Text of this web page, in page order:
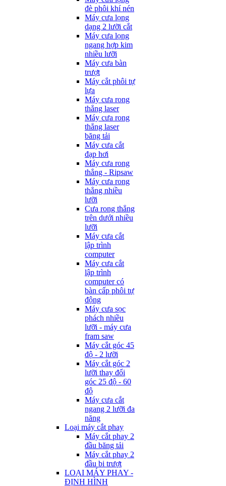
đè phôi khí nén
Máy cưa lọng
dạng 2 lưỡi cắt
Máy cưa lọng
ngang hợp kim
nhiều lưỡi
Máy cưa bàn
trượt
Máy cắt phôi tự
lựa
Máy cưa rong
thẳng laser
Máy cưa rong
thẳng laser
băng tải
Máy cưa cắt
đạp hơi
Máy cưa rong
thẳng - Ripsaw
Máy cưa rong
thẳng nhiều
lưỡi
Cưa rong thẳng
trên dưới nhiều
lưỡi
Máy cưa cắt
lập trình
computer
Máy cưa cắt
lập trình
computer có
bàn cấp phôi tự
động
Máy cưa sọc
phách nhiều
lưỡi - máy cưa
fram saw
Máy cắt góc 45
độ - 2 lưỡi
Máy cắt góc 2
lưỡi thay đổi
góc 25 độ - 60
độ
Máy cưa cắt
ngang 2 lưỡi đa
năng
Loại máy cắt phay
Máy cắt phay 2
đầu băng tải
Máy cắt phay 2
đầu bi trượt
LOẠI MÁY PHAY -
ĐỊNH HÌNH